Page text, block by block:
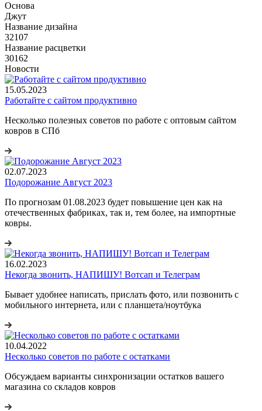
Основа
Джут
Название дизайна
32107
Название расцветки
30162
Новости
15.05.2023
Работайте с сайтом продуктивно
Несколько полезных советов по работе с оптовым сайтом
ковров в СПб
02.07.2023
Подорожание Август 2023
По прогнозам 01.08.2023 будет повышение цен как на
отечественных фабриках, так и, тем более, на импортные
ковры.
16.02.2023
Некогда звонить, НАПИШУ! Вотсап и Телеграм
Бывает удобнее написать, прислать фото, или позвонить с
мобильного интернета, или с планшета/ноутбука
10.04.2022
Несколько советов по работе с остатками
Обсуждаем варианты синхронизации остатков вашего
магазина со складов ковров